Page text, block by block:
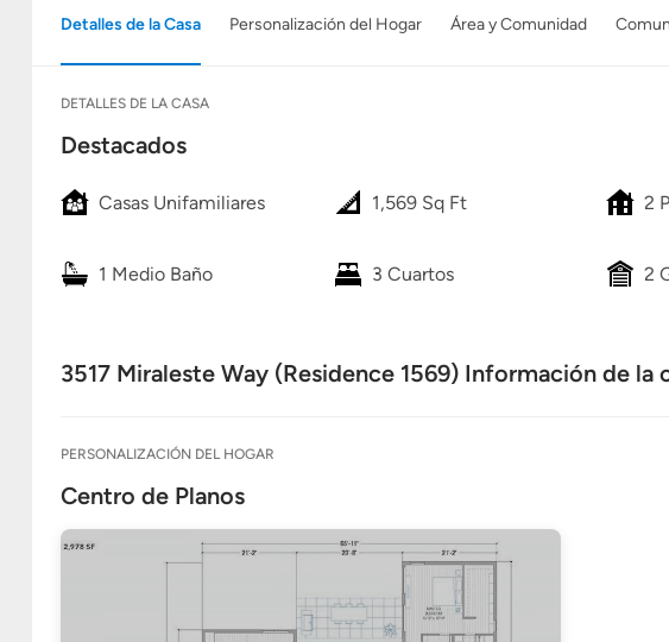
Detalles de la Casa Personalización del Hogar Área y Comunidad
DETALLES DE LA CASA
Destacados
Casas Unifamiliares 1,569 Sq Ft 2
1 Medio Baño 3 Cuartos 2
3517 Miraleste Way (Residence 1569) Información de la
PERSONALIZACIÓN DEL HOGAR
Centro de Planos